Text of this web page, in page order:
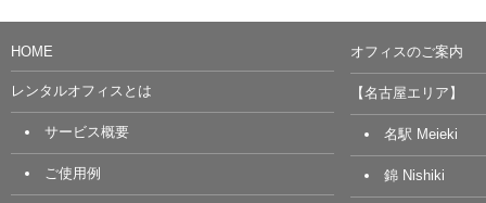
HOME
レンタルオフィスとは
サービス概要
ご使用例
オフィスのご案内
【名古屋エリア】
名駅 Meieki
錦 Nishiki